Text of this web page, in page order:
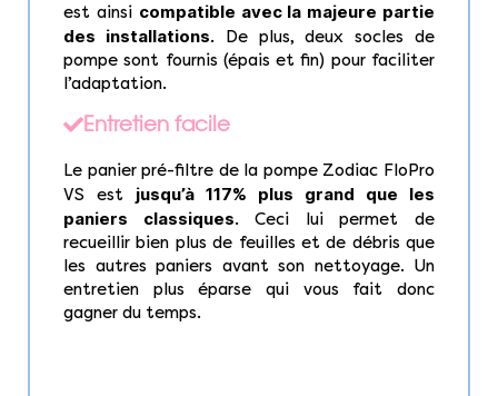
est ainsi compatible avec la majeure partie
des installations. De plus, deux socles de
pompe sont fournis (épais et fin) pour faciliter
l’adaptation.
Entretien facile
Le panier pré-filtre de la pompe Zodiac FloPro
VS est jusqu’à 117% plus grand que les
paniers classiques. Ceci lui permet de
recueillir bien plus de feuilles et de débris que
les autres paniers avant son nettoyage. Un
entretien plus éparse qui vous fait donc
gagner du temps.